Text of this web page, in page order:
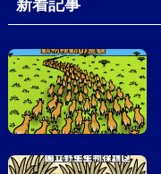
新着記事